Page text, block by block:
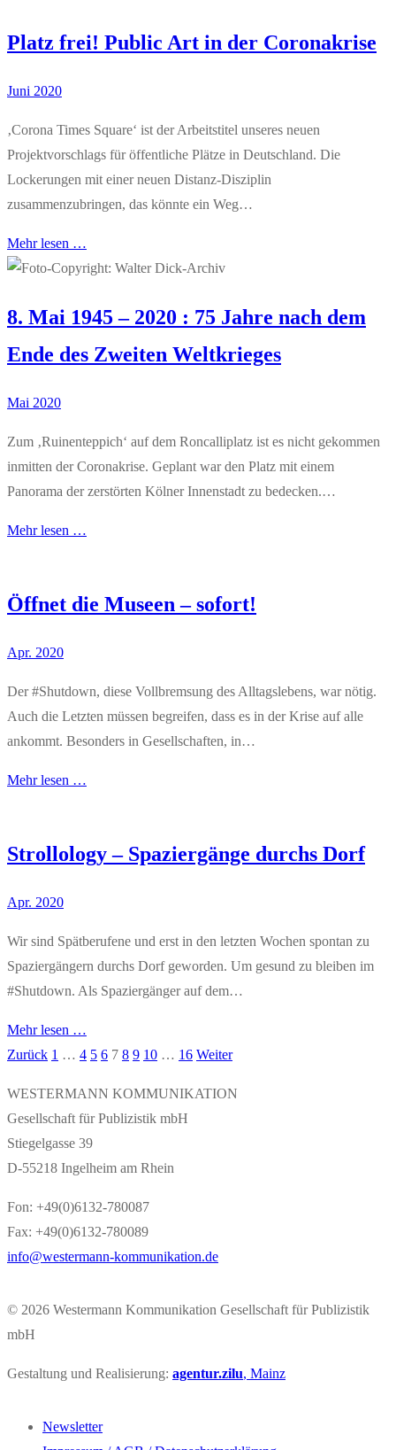
Platz frei! Public Art in der Coronakrise
Juni 2020
‚Corona Times Square‘ ist der Arbeitstitel unseres neuen
Projektvorschlags für öffentliche Plätze in Deutschland. Die
Lockerungen mit einer neuen Distanz-Disziplin
zusammenzubringen, das könnte ein Weg…
Mehr lesen …
8. Mai 1945 – 2020 : 75 Jahre nach dem
Ende des Zweiten Weltkrieges
Mai 2020
Zum ‚Ruinenteppich‘ auf dem Roncalliplatz ist es nicht gekommen
inmitten der Coronakrise. Geplant war den Platz mit einem
Panorama der zerstörten Kölner Innenstadt zu bedecken.…
Mehr lesen …
Öffnet die Museen – sofort!
Apr. 2020
Der #Shutdown, diese Vollbremsung des Alltagslebens, war nötig.
Auch die Letzten müssen begreifen, dass es in der Krise auf alle
ankommt. Besonders in Gesellschaften, in…
Mehr lesen …
Strollology – Spaziergänge durchs Dorf
Apr. 2020
Wir sind Spätberufene und erst in den letzten Wochen spontan zu
Spaziergängern durchs Dorf geworden. Um gesund zu bleiben im
#Shutdown. Als Spaziergänger auf dem…
Mehr lesen …
Seitennummerierung
der
Beiträge
Zurück 1 … 4 5 6 7 8 9 10 … 16 Weiter
WESTERMANN KOMMUNIKATION
Gesellschaft für Publizistik mbH
Stiegelgasse 39
D-55218 Ingelheim am Rhein
Fon: +49(0)6132-780087
Fax: +49(0)6132-780089
info@westermann-kommunikation.de
© 2026 Westermann Kommunikation Gesellschaft für Publizistik
mbH
Gestaltung und Realisierung: agentur.zilu, Mainz
Newsletter